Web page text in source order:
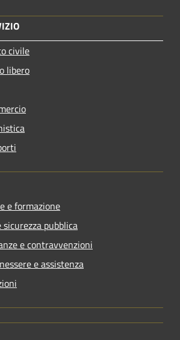
civile
libero
e formazione
sicurezza pubblica
e contravvenzioni
e assistenza